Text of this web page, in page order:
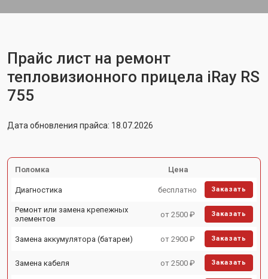
Прайс лист на ремонт
тепловизионного прицела iRay RS
755
Дата обновления прайса: 18.07.2026
Поломка Цена
Диагностика бесплатно Заказать
Ремонт или замена крепежных
элементов
от 2500 ₽ Заказать
Замена аккумулятора (батареи) от 2900 ₽ Заказать
Замена кабеля от 2500 ₽ Заказать